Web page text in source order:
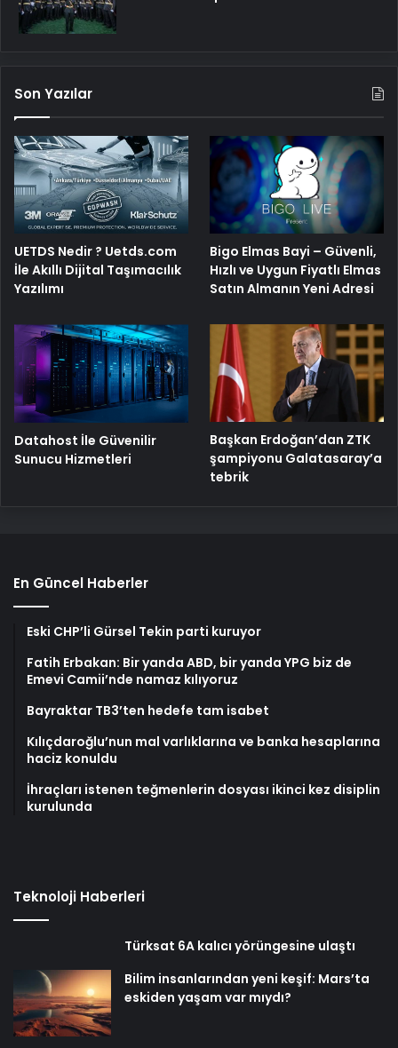
Son Yazılar
UETDS Nedir ? Uetds.com
İle Akıllı Dijital Taşımacılık
Yazılımı
Bigo Elmas Bayi – Güvenli,
Hızlı ve Uygun Fiyatlı Elmas
Satın Almanın Yeni Adresi
Datahost İle Güvenilir
Sunucu Hizmetleri
Başkan Erdoğan’dan ZTK
şampiyonu Galatasaray’a
tebrik
En Güncel Haberler
Eski CHP’li Gürsel Tekin parti kuruyor
Fatih Erbakan: Bir yanda ABD, bir yanda YPG biz de
Emevi Camii’nde namaz kılıyoruz
Bayraktar TB3’ten hedefe tam isabet
Kılıçdaroğlu’nun mal varlıklarına ve banka hesaplarına
haciz konuldu
İhraçları istenen teğmenlerin dosyası ikinci kez disiplin
kurulunda
Teknoloji Haberleri
Türksat 6A kalıcı yörüngesine ulaştı
Bilim insanlarından yeni keşif: Mars’ta
eskiden yaşam var mıydı?